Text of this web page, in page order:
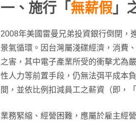
一、施行「 無薪假 」
2008年美國雷曼兄弟投資銀行倒閉，
景氣循環。因台灣屬淺碟經濟，消費
之害，其中電子產業所受的衝擊尤為
性人力等前置手段，仍無法弭平成本
間，並依比例扣減員工之薪資（即，
業務緊縮、經營困難，應屬於雇主經